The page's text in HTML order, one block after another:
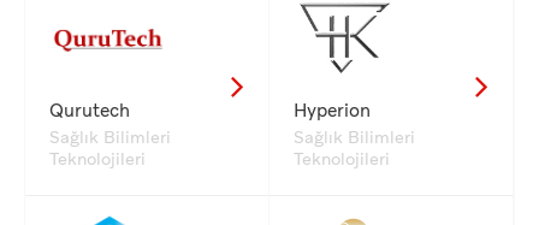
Qurutech
Sağlık Bilimleri
Teknolojileri
Hyperion
Sağlık Bilimleri
Teknolojileri